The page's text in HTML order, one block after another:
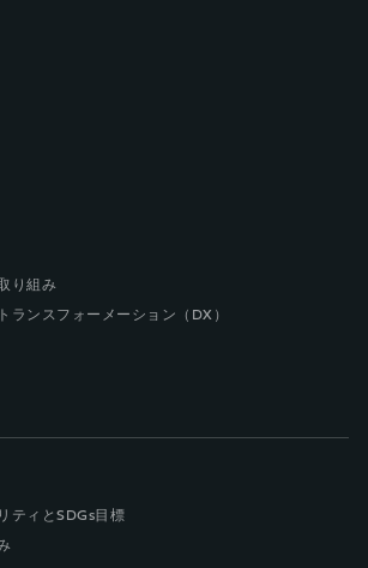
り組み
ランスフォーメーション（DX）
ティとSDGs目標